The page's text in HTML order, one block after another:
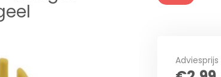
Adviesprijs